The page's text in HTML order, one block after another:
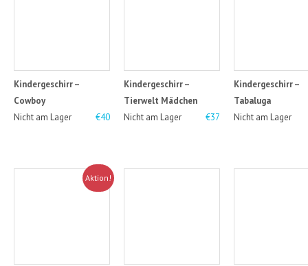
Kindergeschirr –
Cowboy
€40
Nicht am Lager
Kindergeschirr –
Tierwelt Mädchen
€37
Nicht am Lager
Kindergeschirr –
Tabaluga
Nicht am Lager
Aktion!